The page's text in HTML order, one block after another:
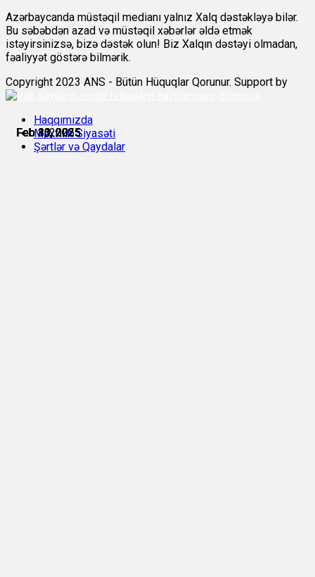
Feb 8, 2025
Feb 10, 2025
Feb 10, 2025
Feb 11, 2025
Feb 11, 2025
Feb 13, 2025
Azərbaycanda müstəqil medianı yalnız Xalq dəstəkləyə bilər.
Bu səbəbdən azad və müstəqil xəbərlər əldə etmək
istəyirsinizsə, bizə dəstək olun! Biz Xalqın dəstəyi olmadan,
fəaliyyət göstərə bilmərik.
Copyright 2023 ANS - Bütün Hüquqlar Qorunur. Support by
Haqqımızda
Məxfilik Siyasəti
Şərtlər və Qaydalar